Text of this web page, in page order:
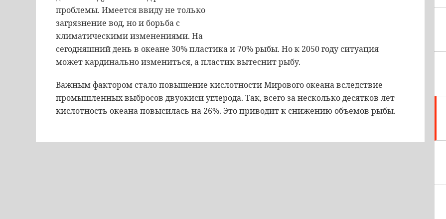
проблемы. Имеется ввиду не только
загрязнение вод, но и борьба с
климатическими изменениями. На
сегодняшний день в океане 30% пластика и 70% рыбы. Но к 2050 году ситуация
может кардинально измениться, а пластик вытеснит рыбу.
Важным фактором стало повышение кислотности Мирового океана вследствие
промышленных выбросов двуокиси углерода. Так, всего за несколько десятков лет
кислотность океана повысилась на 26%. Это приводит к снижению объемов рыбы.